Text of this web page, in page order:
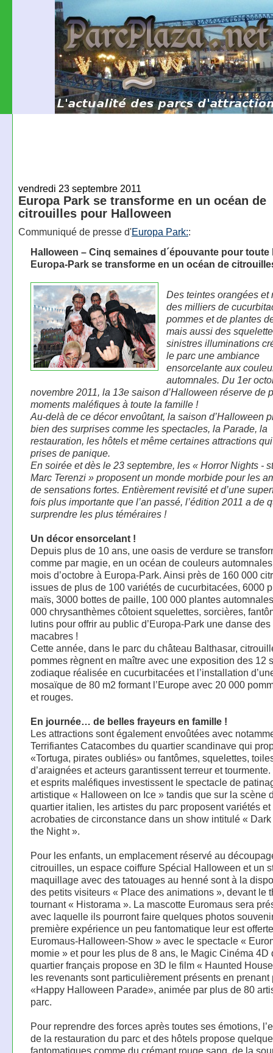
vendredi 23 septembre 2011
Europa Park se transforme en un océan de
citrouilles pour Halloween
Communiqué de presse d'Europa Park::
Halloween – Cinq semaines d´épouvante pour toute
Europa-Park se transforme en un océan de
Des teintes orangées et
des milliers de
pommes et de plantes
mais aussi des
sinistres illuminations
le parc une ambiance
ensorcelante aux
automnales. Du 1er
novembre 2011, la 13e saison d’Halloween réserve de
moments maléfiques à toute la famille !
Au-delà de ce décor envoûtant, la saison d’Halloween
bien des surprises comme les spectacles, la Parade, la
restauration, les hôtels et même certaines attractions
prises de panique.
En soirée et dès le 23 septembre, les « Horror Nights -
Marc Terenzi » proposent un monde morbide pour les
de sensations fortes. Entièrement revisité et d’une
fois plus importante que l’an passé, l’édition 2011 a de
surprendre les plus téméraires !
Un décor ensorcelant !
Depuis plus de 10 ans, une oasis de verdure se
comme par magie, en un océan de couleurs
mois d’octobre à Europa-Park. Ainsi près de 160 000
issues de plus de 100 variétés de cucurbitacées, 6000
maïs, 3000 bottes de paille, 100 000 plantes
000 chrysanthèmes côtoient squelettes, sorcières,
lutins pour offrir au public d’Europa-Park une danse
macabres !
Cette année, dans le parc du château Balthasar,
pommes règnent en maître avec une exposition des 12
zodiaque réalisée en cucurbitacées et l’installation
mosaïque de 80 m2 formant l’Europe avec 20 000
et rouges.
En journée… de belles frayeurs en famille !
Les attractions sont également envoûtées avec
Terrifiantes Catacombes du quartier scandinave qui
«Tortuga, pirates oubliés» ou fantômes, squelettes,
d’araignées et acteurs garantissent terreur et
et esprits maléfiques investissent le spectacle de
artistique « Halloween on Ice » tandis que sur la scène
quartier italien, les artistes du parc proposent variétés et
acrobaties de circonstance dans un show intitulé «
the Night ».
Pour les enfants, un emplacement réservé au
citrouilles, un espace coiffure Spécial Halloween et un
maquillage avec des tatouages au henné sont à la
des petits visiteurs « Place des animations », devant le
tournant « Historama ». La mascotte Euromaus sera
avec laquelle ils pourront faire quelques photos
première expérience un peu fantomatique leur est
Euromaus-Halloween-Show » avec le spectacle «
momie » et pour les plus de 8 ans, le Magic Cinéma 4D
quartier français propose en 3D le film « Haunted
les revenants sont particulièrement présents en prenant
«Happy Halloween Parade», animée par plus de 80
parc.
Pour reprendre des forces après toutes ses émotions,
de la restauration du parc et des hôtels propose
fantomatiques comme du crémant rouge sang, de la